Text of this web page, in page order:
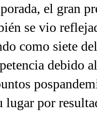
el gran
se vio
como siete
debido
lugar por